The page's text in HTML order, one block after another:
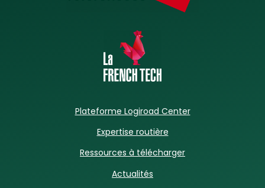
Plateforme Logiroad Center
Expertise routière
Ressources à télécharger
Actualités